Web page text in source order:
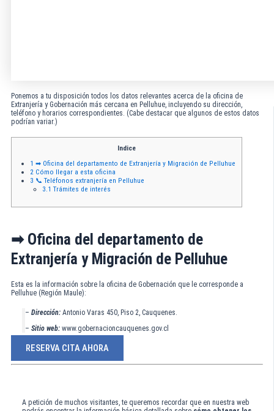
Ponemos a tu disposición todos los datos relevantes acerca de la oficina de
Extranjería y Gobernación más cercana en Pelluhue, incluyendo su dirección,
teléfono y horarios correspondientes. (Cabe destacar que algunos de estos datos
podrían variar.)
Indice
1 ➡ Oficina del departamento de Extranjería y Migración de Pelluhue
2 Cómo llegar a esta oficina
3 📞 Teléfonos extranjería en Pelluhue
3.1 Trámites de interés
➡ Oficina del departamento de
Extranjería y Migración de Pelluhue
Esta es la información sobre la oficina de Gobernación que le corresponde a
Pelluhue (Región Maule):
–Dirección:Antonio Varas 450, Piso 2, Cauquenes.
–Sitio web:www.gobernacioncauquenes.gov.cl
RESERVA CITA AHORA
A petición de muchos visitantes, te queremos recordar que en nuestra web